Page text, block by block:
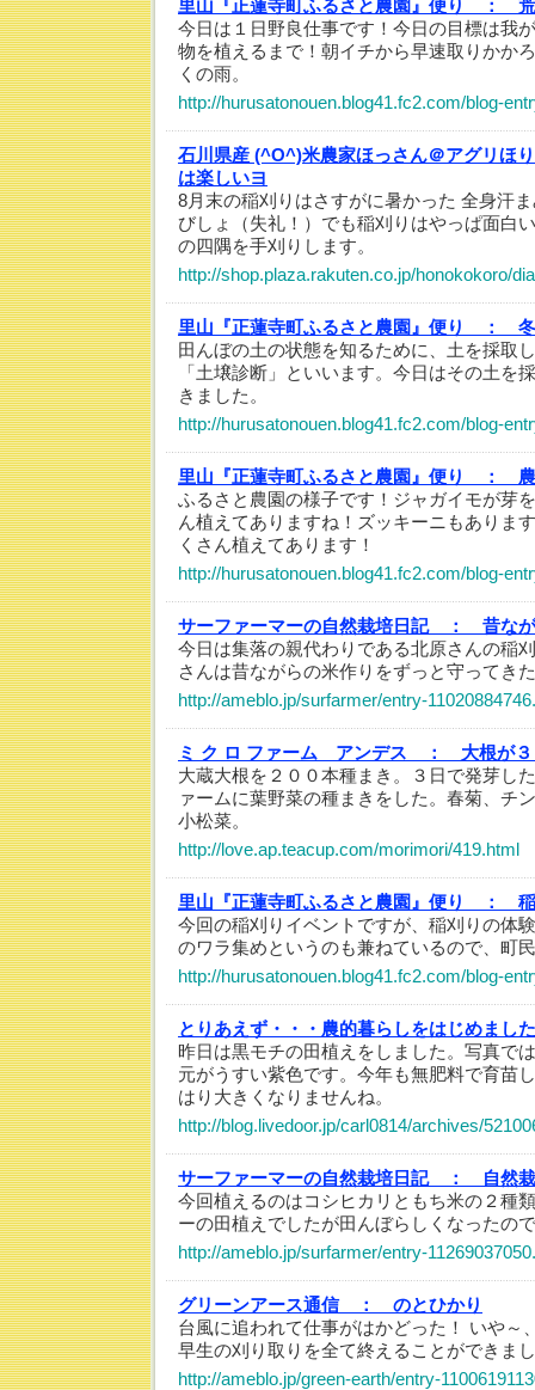
里山『正蓮寺町ふるさと農園』便り ：
今日は１日野良仕事です！今日の目標は我
物を植えるまで！朝イチから早速取りかか
くの雨。
http://hurusatonouen.blog41.fc2.com/blog-
石川県産 (^O^)米農家ほっさん＠アグリ
は楽しいヨ
8月末の稲刈りはさすがに暑かった 全身汗
びしょ（失礼！）でも稲刈りはやっぱ面白
の四隅を手刈りします。
http://shop.plaza.rakuten.co.jp/honokokoro/
里山『正蓮寺町ふるさと農園』便り ：
田んぼの土の状態を知るために、土を採取
「土壌診断」といいます。今日はその土を
きました。
http://hurusatonouen.blog41.fc2.com/blog-
里山『正蓮寺町ふるさと農園』便り ：
ふるさと農園の様子です！ジャガイモが芽
ん植えてありますね！ズッキーニもありま
くさん植えてあります！
http://hurusatonouen.blog41.fc2.com/blog-
サーファーマーの自然栽培日記 ：
昔な
今日は集落の親代わりである北原さんの稲
さんは昔ながらの米作りをずっと守ってき
http://ameblo.jp/surfarmer/entry-
ミ ク ロ ファーム アンデス ：
大根が
大蔵大根を２００本種まき。３日で発芽し
ァームに葉野菜の種まきをした。春菊、チ
小松菜。
http://love.ap.teacup.com/morimori/419.html
里山『正蓮寺町ふるさと農園』便り ：
今回の稲刈りイベントですが、稲刈りの体
のワラ集めというのも兼ねているので、町
http://hurusatonouen.blog41.fc2.com/blog-
とりあえず・・・農的暮らしをはじめまし
昨日は黒モチの田植えをしました。写真で
元がうすい紫色です。今年も無肥料で育苗
はり大きくなりませんね。
http://blog.livedoor.jp/carl0814/archives/
サーファーマーの自然栽培日記 ：
自然
今回植えるのはコシヒカリともち米の２種
ーの田植えでしたが田んぼらしくなったの
http://ameblo.jp/surfarmer/entry-
グリーンアース通信 ：
のとひかり
台風に追われて仕事がはかどった！ いや～
早生の刈り取りを全て終えることができま
http://ameblo.jp/green-earth/entry-